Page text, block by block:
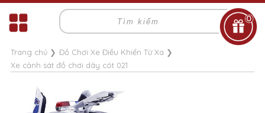
0
Trang chủ❯ Đồ Chơi Xe Điều Khiển Từ Xa ❯
Xe cảnh sát đồ chơi dây cót 021